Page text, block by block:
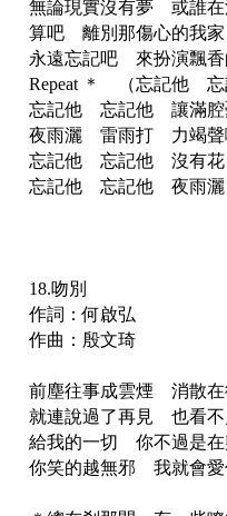
無論現實沒有夢 或誰在
算吧 離別那傷心的我
永遠忘記吧 來扮演飄
Repeat ＊ （忘記他 忘
忘記他 忘記他 讓滿腔
夜雨灑 雷雨打 力竭聲
忘記他 忘記他 沒有
忘記他 忘記他 夜雨
18.吻別
作詞：何啟弘
作曲：殷文琦
前塵往事成雲煙 消散在
就連說過了再見 也看不
給我的一切 你不過是在
你笑的越無邪 我就會愛